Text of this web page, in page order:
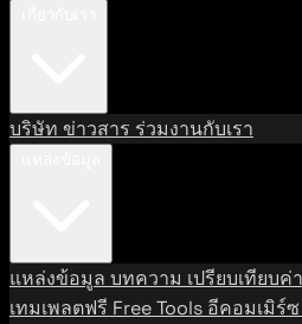
บริษัท ข่าวสาร ร่วมงานกับเรา
แหล่งข้อมูล บทความ เปรียบเทียบค่
เทมเพลตฟรี Free Tools อีคอมเมิร์